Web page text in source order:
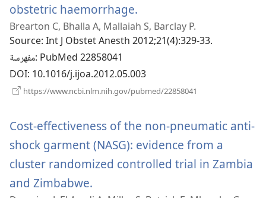
obstetric haemorrhage.
نافذة
جديدة)
Brearton C, Bhalla A, Mallaiah S, Barclay P.
Source‎: Int J Obstet Anesth 2012;21(4):329-33.
مفهرسة‎: PubMed 22858041
DOI‎: 10.1016/j.ijoa.2012.05.003
https://www.ncbi.nlm.nih.gov/pubmed/22858041
Cost-effectiveness of the non-pneumatic anti-
shock garment (NASG): evidence from a
cluster randomized controlled trial in Zambia
and Zimbabwe.